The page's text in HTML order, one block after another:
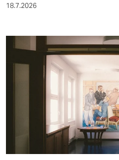
18.7.2026